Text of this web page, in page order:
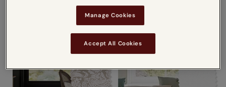
Manage Cookies
Accept All Cookies